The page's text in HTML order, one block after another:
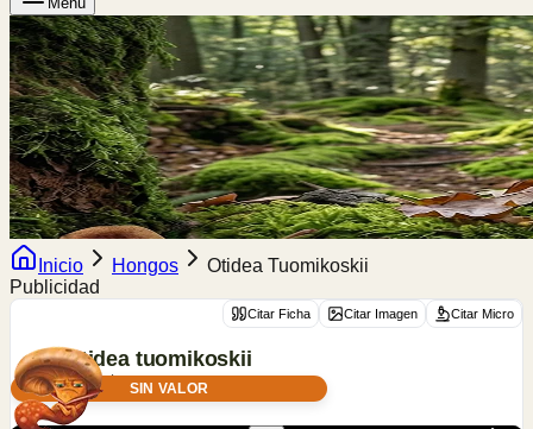
Inicio Hongos
Otidea Tuomikoskii
Publicidad
Citar Ficha Citar Imagen Citar Micro
Otidea tuomikoskii
Harmaja SIN VALOR